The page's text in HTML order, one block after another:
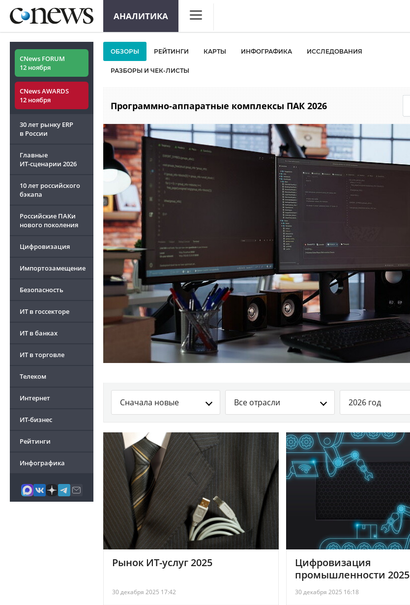
АНАЛИТИКА
Аналитика
Конференции
Маркет
Техника
ТВ
CNews FORUM
12 ноября
CNews AWARDS
12 ноября
30 лет рынку ERP
в России
Главные
ИТ-сценарии 2026
10 лет российского
бэкапа
Российские ПАКи
нового поколения
Цифровизация
Импортозамещение
Безопасность
ИТ в госсекторе
ИТ в банках
ИТ в торговле
Телеком
Интернет
ИТ-бизнес
Рейтинги
Инфографика
ОБЗОРЫ РЕЙТИНГИ КАРТЫ ИНФОГРАФИКА ИССЛЕДОВАНИЯ
РАЗБОРЫ И ЧЕК-ЛИСТЫ
Программно-аппаратные комплексы ПАК 2026
Сначала новые Все отрасли 2026 год
Рынок ИТ-услуг 2025
30 декабря 2025 17:42
Цифровизация
промышленности 2025
30 декабря 2025 16:18